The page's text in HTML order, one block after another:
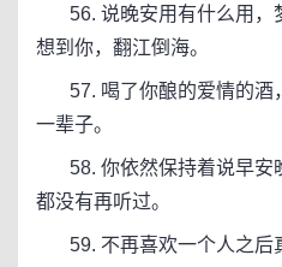
56. 说晚安用有什么用，
想到你，翻江倒海。
57. 喝了你酿的爱情的酒
一辈子。
58. 你依然保持着说早安
都没有再听过。
59. 不再喜欢一个人之后